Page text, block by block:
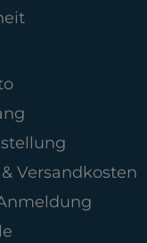
Versandkosten